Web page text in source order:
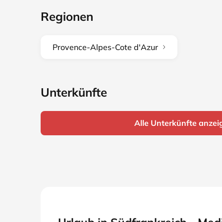
Regionen
Provence-Alpes-Cote d'Azur
Unterkünfte
Alle Unterkünfte